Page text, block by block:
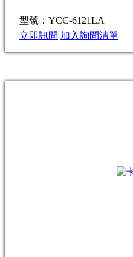
型號：YCC-6121LA
立即訊問 加入詢問清單